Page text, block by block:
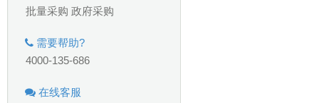
批量采购 政府采购
需要帮助?
4000-135-686
在线客服